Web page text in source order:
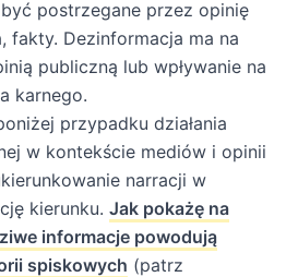
postrzegane przez opinię
fakty. Dezinformacja ma na
publiczną lub wpływanie na
karnego.
przypadku działania
w kontekście mediów i opinii
narracji w
kierunku. Jak pokażę na
informacje powodują
spiskowych (patrz